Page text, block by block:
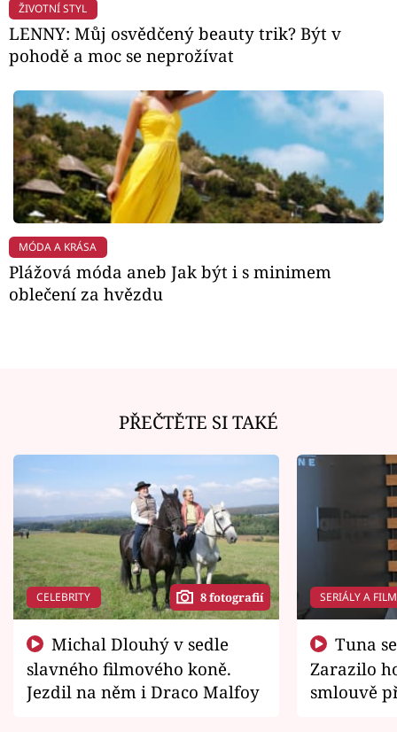
ŽIVOTNÍ STYL
LENNY: Můj osvědčený beauty trik? Být v
pohodě a moc se neprožívat
MÓDA A KRÁSA
Plážová móda aneb Jak být i s minimem
oblečení za hvězdu
PŘEČTĚTE SI TAKÉ
CELEBRITY 8 fotografií
slavného filmového koně.
Jezdil na něm i Draco Malfoy
SERIÁLY A
Zarazilo
smlouvě